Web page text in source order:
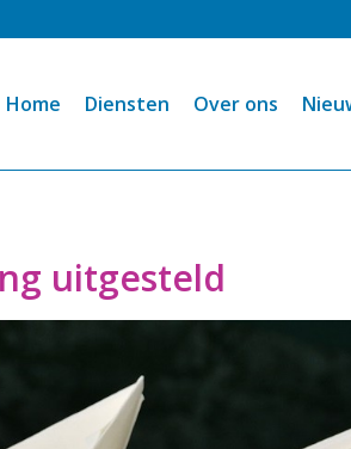
Home Diensten Over ons
uitgesteld